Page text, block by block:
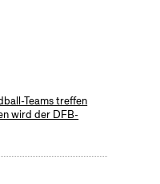
Teams treffen
wird der DFB-